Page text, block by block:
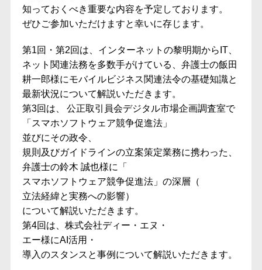
知っておくべき重要な内容を予定しております。
ぜひご参加いただけますと幸いに存じます。
第1回・第2回は、インターネットの黎明期からIT、
ネット関連法務を多数手がけている、弁護士の飯田
耕一郎様にモバイルビジネス関連法令の基礎知識と
最新状況について解説いただきます。
第3回は、 公正取引員会デジタル市場企画調査室で
「スマホソフトウェア競争促進法」
並びにその政令、
規則及びガイドラインの立案策定業務に携わった、
弁護士の鈴木 誠也様に「
スマホソフトウェア競争促進法」の深層（
立法経緯と実務への影響）
について解説いただきます。
第4回は、株式会社ディー・エヌ・
エー様にAI活用・
導入のスタンスと事例 について解説いただきます。